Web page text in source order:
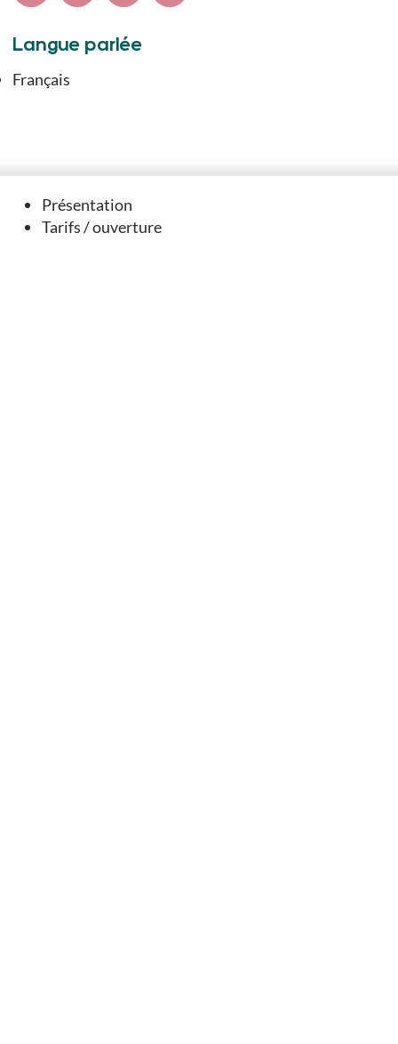
Présentation
Tarifs / ouverture
Langue parlée
Français
Vous aimerez
aussi